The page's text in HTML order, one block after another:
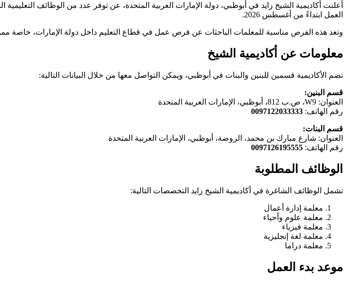
العمل ابتداءً من أغسطس 2026.
وتعد هذه الفرص مناسبة للمعلمات الباحثات عن فرص عمل في قطاع التعليم داخل دولة الإمارات، خاصة
معلومات عن أكاديمية الشيخ
تضم الأكاديمية قسمين للبنين والبنات في أبوظبي، ويمكن التواصل معها من خلال البيانات التالية:
قسم البنين:
العنوان: W9، ص.ب 812، أبوظبي، الإمارات العربية المتحدة
رقم الهاتف: 0097122033333
قسم البنات:
العنوان: شارع مبارك بن محمد، الروضة، أبوظبي، الإمارات العربية المتحدة
رقم الهاتف: 0097126195555
الوظائف المطلوبة
تشمل الوظائف الشاغرة في أكاديمية الشيخ زايد التخصصات التالية:
معلمة إدارة أعمال
معلمة علوم وأحياء
معلمة فيزياء
معلمة لغة إنجليزية
معلمة دراما
موعد بدء العمل